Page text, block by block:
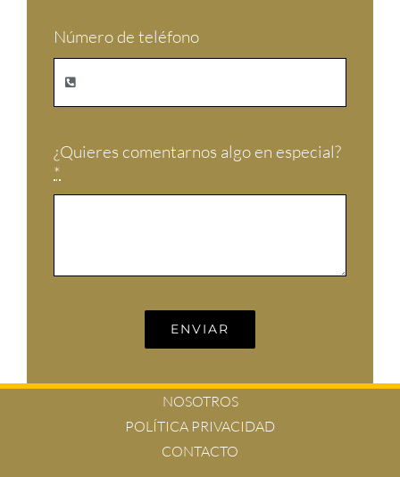
Número de teléfono
¿Quieres comentarnos algo en especial?
*
ENVIAR
NOSOTROS
POLÍTICA PRIVACIDAD
CONTACTO